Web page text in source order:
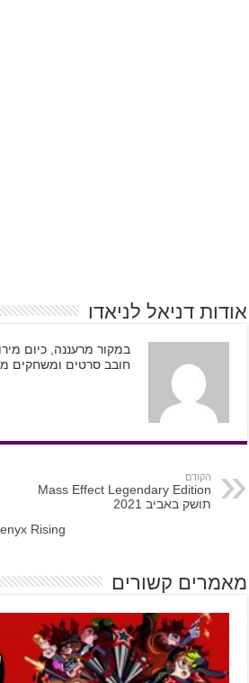
אודות דניאל לניאדו
במקור מרעננה, כיום
חובב סרטים ומשחקים
הקודם
Mass Effect Legendary Edition
תושק באביב 2021
מאמרים קשורים